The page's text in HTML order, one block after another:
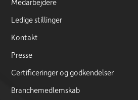
Ledige stillinger
Kontakt
Presse
Certificeringer og godkendelser
Branchemedlemskab